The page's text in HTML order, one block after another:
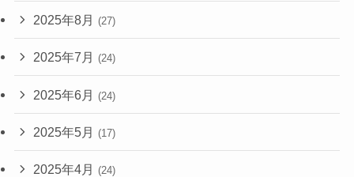
2025年8月 (27)
2025年7月 (24)
2025年6月 (24)
2025年5月 (17)
2025年4月 (24)